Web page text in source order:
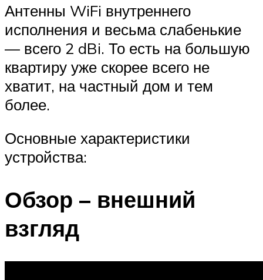
Антенны WiFi внутреннего
исполнения и весьма слабенькие
— всего 2 dBi. То есть на большую
квартиру уже скорее всего не
хватит, на частный дом и тем
более.
Основные характеристики
устройства:
Обзор – внешний
взгляд